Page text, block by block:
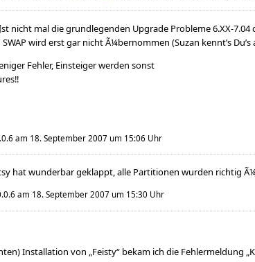
nicht mal die grundlegenden Upgrade Probleme 6.XX-7.04
wird erst gar nicht Ã¼bernommen (Suzan kennt’s Du’s
Fehler, Einsteiger werden sonst
am 18. September 2007 um 15:06 Uhr
hat wunderbar geklappt, alle Partitionen wurden richtig
am 18. September 2007 um 15:30 Uhr
Installation von „Feisty“ bekam ich die Fehlermeldung